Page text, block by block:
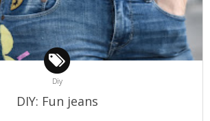
Diy
DIY: Fun jeans